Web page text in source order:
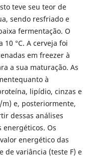
teve seu teor de
sendo resfriado e
fermentação. O
°C. A cerveja foi
em freezer à
a sua maturação. As
à
lipídio, cinzas e
e, posteriormente,
dessas análises
energéticos. Os
energético das
de variância (teste F) e